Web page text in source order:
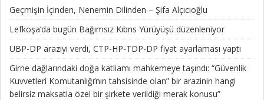
Geçmişin İçinden, Nenemin Dilinden – Şifa Alçıcıoğlu
Lefkoşa’da bugün Bağımsız Kıbrıs Yürüyüşü düzenleniyor
UBP-DP araziyi verdi, CTP-HP-TDP-DP fiyat ayarlaması yaptı
Girne dağlarındaki doğa katliamı mahkemeye taşındı: “Güvenlik
Kuvvetleri Komutanlığı’nın tahsisinde olan” bir arazinin hangi
belirsiz maksatla özel bir şirkete verildiği merak konusu”